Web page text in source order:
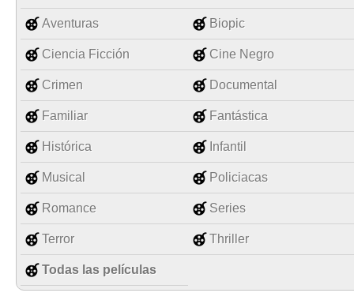
Aventuras Biopic
Ciencia Ficción Cine Negro
Crimen Documental
Familiar Fantástica
Histórica Infantil
Musical Policiacas
Romance Series
Terror Thriller
Todas las películas